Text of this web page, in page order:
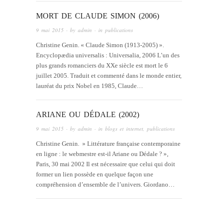
MORT DE CLAUDE SIMON (2006)
9 mai 2015 · by admin · in publications
Christine Genin. « Claude Simon (1913-2005) ».
Encyclopædia universalis : Universalia, 2006 L’un des
plus grands romanciers du XXe siècle est mort le 6
juillet 2005. Traduit et commenté dans le monde entier,
lauréat du prix Nobel en 1985, Claude…
ARIANE OU DÉDALE (2002)
9 mai 2015 · by admin · in blogs et internet publications
Christine Genin. » Littérature française contemporaine
en ligne : le webmestre est-il Ariane ou Dédale ? »,
Paris, 30 mai 2002 Il est nécessaire que celui qui doit
former un lien possède en quelque façon une
compréhension d’ensemble de l’univers. Giordano…